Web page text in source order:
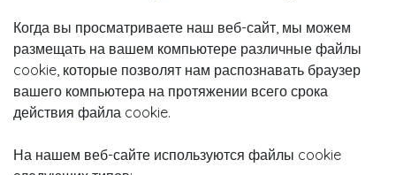
Когда вы просматриваете наш веб-сайт, мы можем
размещать на вашем компьютере различные файлы
cookie, которые позволят нам распознавать браузер
вашего компьютера на протяжении всего срока
действия файла cookie.
На нашем веб-сайте используются файлы cookie